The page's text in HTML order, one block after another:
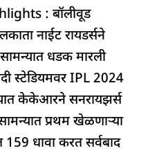
ar
e
: बॉलीवूड
नाईट रायडर्सने
धडक मारली
स्टेडियमवर IPL 2024
केकेआरने सनरायझर्स
प्रथम खेळणाऱ्या
धावा करत सर्वबाद